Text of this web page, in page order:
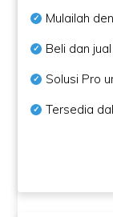
Mulailah
Beli dan
Solusi Pro
Tersedia